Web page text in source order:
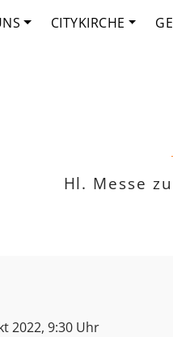
CITYKIRCHE
Hl. Messe
2022, 9:30 Uhr